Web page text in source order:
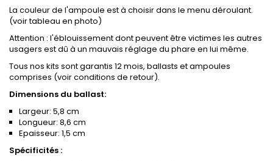
La couleur de l'ampoule est à choisir dans le menu déroulant.
(voir tableau en photo)
Attention : l'éblouissement dont peuvent être victimes les autres
usagers est dû à un mauvais réglage du phare en lui même.
Tous nos kits sont garantis 12 mois, ballasts et ampoules
comprises (voir conditions de retour).
Dimensions du ballast:
Largeur: 5,8 cm
Longueur: 8,6 cm
Epaisseur: 1,5 cm
Spécificités :